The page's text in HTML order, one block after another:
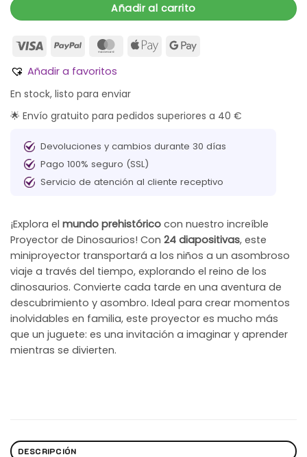
Añadir al carrito
Añadir a favoritos
En stock, listo para enviar
🌟 Envío gratuito para pedidos superiores a 40 €
Devoluciones y cambios durante 30 días
Pago 100% seguro (SSL)
Servicio de atención al cliente receptivo
¡Explora el mundo prehistórico con nuestro increíble
Proyector de Dinosaurios! Con 24 diapositivas, este
miniproyector transportará a los niños a un asombroso
viaje a través del tiempo, explorando el reino de los
dinosaurios. Convierte cada tarde en una aventura de
descubrimiento y asombro. Ideal para crear momentos
inolvidables en familia, este proyector es mucho más
que un juguete: es una invitación a imaginar y aprender
mientras se divierten.
DESCRIPCIÓN